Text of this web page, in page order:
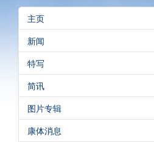
昔日警声
警务处主页
繁體版
English
电子书版
警声特刊
主页
新闻
特写
简讯
图片专辑
康体消息